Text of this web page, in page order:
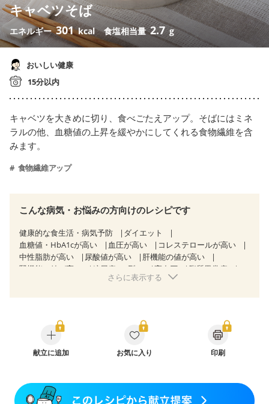
キャベツそば
エネルギー301 kcal 食塩相当量2.7 g
おいしい健康
15分以内
キャベツを大きめに切り、食べごたえアップ。そばにはミネ
ラルの他、血糖値の上昇を緩やかにしてくれる食物繊維を含
みます。
食物繊維アップ
こんな病気・お悩みの方向けのレシピです
健康的な食生活・病気予防
ダイエット
血糖値・HbA1cが高い
血圧が高い
コレステロールが高い
中性脂肪が高い
尿酸値が高い
肝機能の値が高い
腎機能の値が高い
糖尿病（2型） 高血圧
脂質異常症
胆石症
非アルコール性脂肪肝
乳がん（抗がん剤治療中）
乳がん（ホルモン療法中）
乳がん（放射線治療中）
乳がん治療を終えた方・経過観察中の方など
貧血対策
さらに表示する
献立に追加 お気に入り 印刷